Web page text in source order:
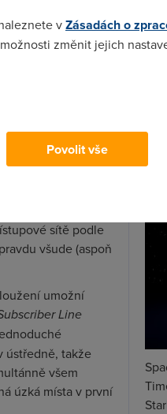
aby měděná
než 1 km),
domu (
měsíc.
či VDSL(2).
o
on-line hry. A
sítě podle
všude (aspoň
umožní
Line
ústředně, takže
všem
úzká místa v první
vZásadách o
změnit jejich
Povolit vše